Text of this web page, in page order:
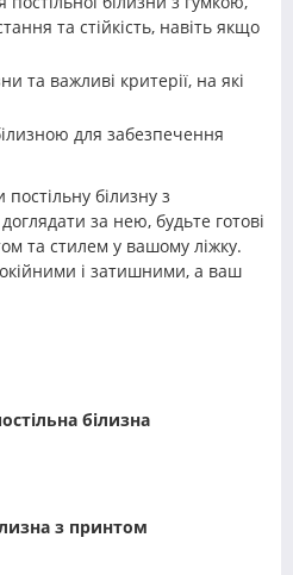
та стійкість, навіть якщо
та важливі критерії, на які
для забезпечення
білизну з
за нею, будьте готові
та стилем у вашому ліжку.
і затишними, а ваш
білизна
з принтом